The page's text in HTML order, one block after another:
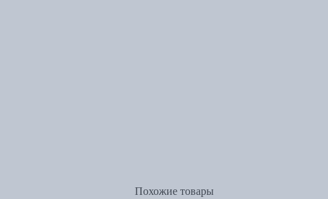
Похожие товары